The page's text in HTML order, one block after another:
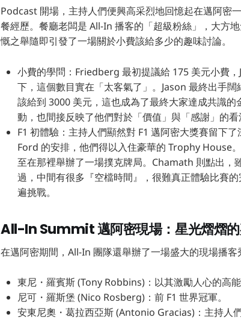
Podcast 開場，主持人們便興高采烈地回憶起在邁阿密
餐經歷。餐廳老闆是 All-In 播客的「超級粉絲」，大方
慨之舉隨即引發了一場關於小費該給多少的趣味討論。
小費的學問：Friedberg 最初提議給 175 美元小費
下，這個數目實在「太客氣了」。Jason 最終出手
該給到 3000 美元，這也成為了最終大家達成共識
動，也間接反映了他們對於「價值」與「感謝」的看
F1 初體驗：主持人們顯然對 F1 邁阿密大獎賽留下
Ford 的安排，他們得以入住豪華的 Trophy House
至在那裡舉辦了一場撲克牌局。Chamath 則點出，
過，中間有很多『空檔時間』，很難真正體驗比賽
遍挑戰。
All-In Summit 邁阿密現場：星光熠熠
在邁阿密期間，All-In 團隊還舉辦了一場盛大的現場播客
東尼・羅賓斯 (Tony Robbins)：以其激勵人心的高能
尼可・羅斯堡 (Nico Rosberg)：前 F1 世界冠軍。
安東尼奧・葛拉西亞斯 (Antonio Gracias)：主持人